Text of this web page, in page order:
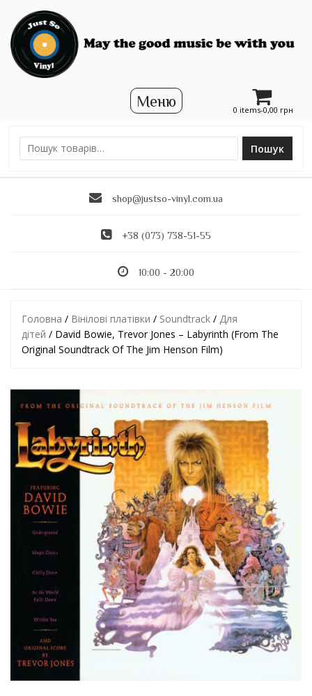
0 items-0,00 грн
Ш
Пошук
shop@justso-vinyl.com.ua
+38 (073) 738-51-55
10:00 - 20:00
Головна / Вінілові платівки / Soundtrack / Для
дітей / David Bowie, Trevor Jones – Labyrinth (From The
Original Soundtrack Of The Jim Henson Film)